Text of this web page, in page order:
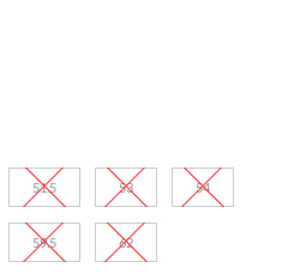
51.5 53 54
59.5 62